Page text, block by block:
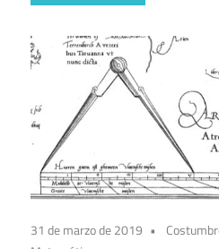
31 de marzo de 2019